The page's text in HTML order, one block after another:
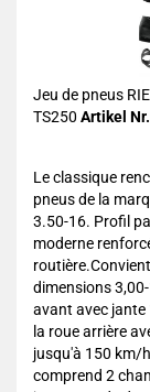
Jeu de pneus
TS250 Artikel
Le classique
pneus de la
3.50-16. Profil
moderne
dimensions
avant avec jante
la roue arrière
jusqu'à 150 km/
comprend 2